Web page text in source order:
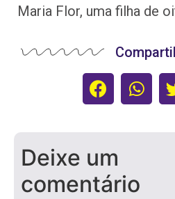
Maria Flor, uma filha de
Deixe um
comentário